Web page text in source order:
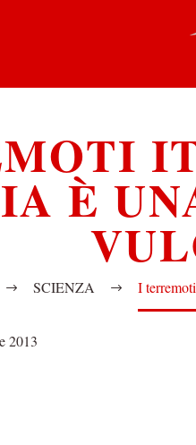
È
SCIENZA I
2013